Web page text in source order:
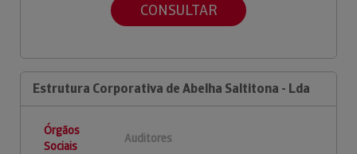
CONSULTAR
Estrutura Corporativa de Abelha Saltitona - Lda
Órgãos
Sociais
Auditores